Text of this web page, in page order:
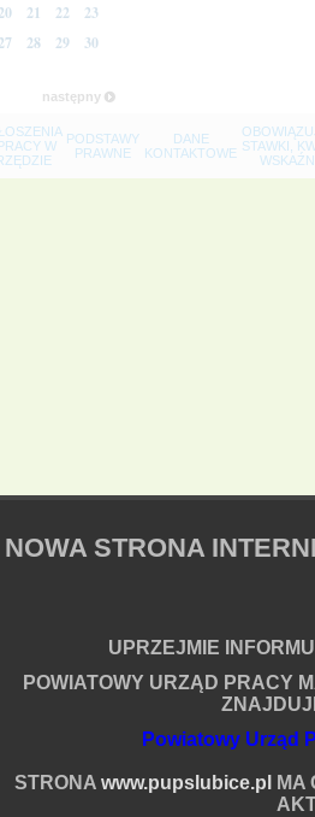
21 22 23
28 29 30
następny
W
PODSTAWY
PRAWNE
DANE
KONTAKTOWE STAWKI,
NOWA STRONA
UPRZEJMIE
POWIATOWY URZĄD PRACY
Powiatowy Urząd
STRONA www.pupslubice.pl
MA